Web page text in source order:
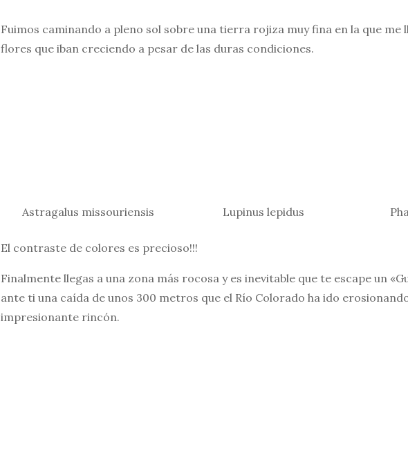
Fuimos caminando a pleno sol sobre una tierra rojiza muy fina en la que me
flores que iban creciendo a pesar de las duras condiciones.
Astragalus missouriensis Lupinus lepidus
El contraste de colores es precioso!!!
Finalmente llegas a una zona más rocosa y es inevitable que te escape un
ante ti una caída de unos 300 metros que el Río Colorado ha ido
impresionante rincón.